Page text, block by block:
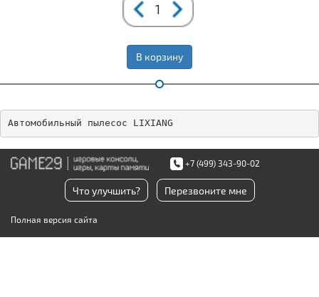
В корзину
Автомобильный пылесос LIXIANG
+7 (499) 343-90-02
Что улучшить? Перезвоните мне
Полная версия сайта